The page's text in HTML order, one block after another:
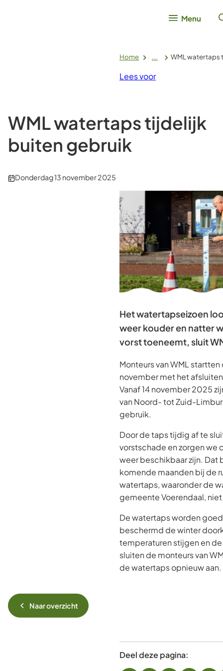
Menu
Home ... WML watertaps
Lees voor
WML watertaps tijdelijk
buiten gebruik
Publicatiedatum:
Donderdag 13 november 2025
Het watertapseizoen
weer kouder en natter
vorst toeneemt, sluit
Monteurs van WML
november met het
Vanaf 14 november 2025
van Noord- tot Zuid-
gebruik.
Door de taps tijdig af te
vorstschade en zorgen we
weer beschikbaar zijn. Dat
komende maanden bij de
watertaps, waaronder de
gemeente Voerendaal,
De watertaps worden
beschermd de winter
temperaturen stijgen en
sluiten de monteurs van
de watertaps opnieuw aan.
Naar overzicht
Deel deze pagina: